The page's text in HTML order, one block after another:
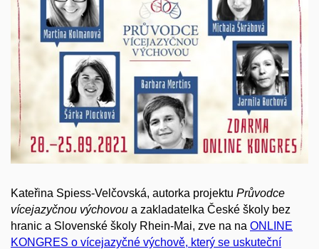
Kateřina Spiess-Velčovská, autorka projektu Průvodce
vícejazyčnou výchovou a zakladatelka České školy bez
hranic a Slovenské školy Rhein-Mai, zve na na ONLINE
KONGRES o vícejazyčné výchově, který se uskuteční